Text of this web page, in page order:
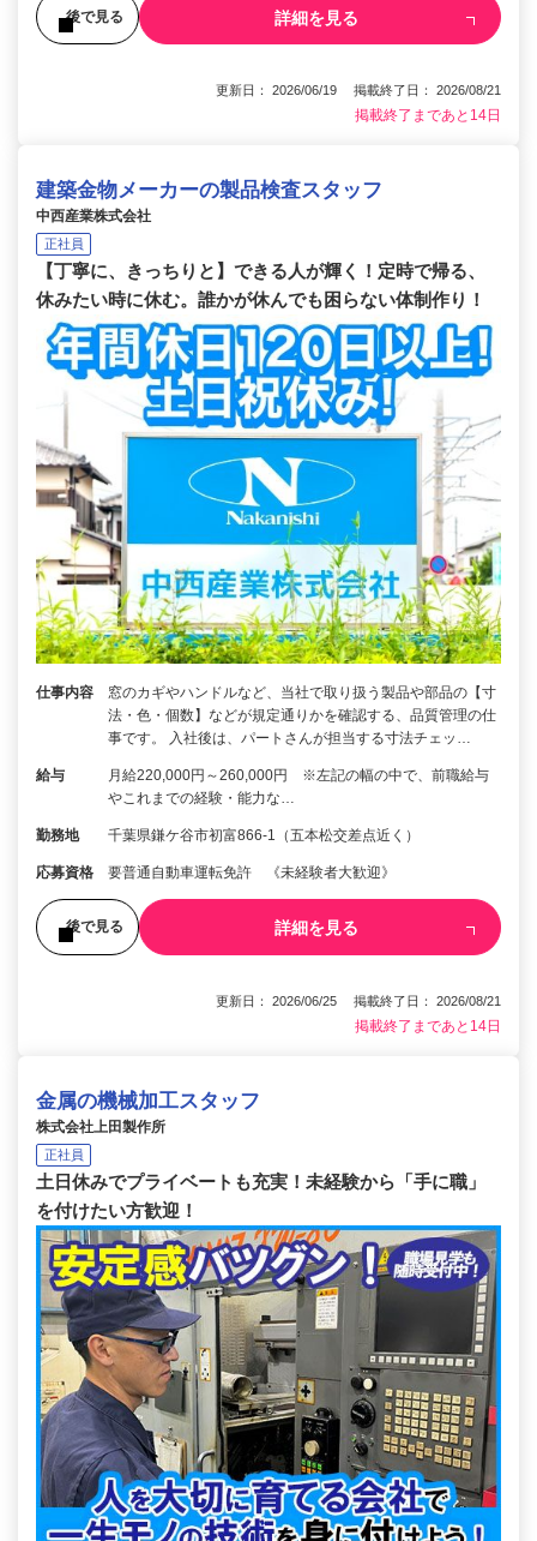
後で見る 詳細を見る
更新日： 2026/06/19 掲載終了日： 2026/08/21
掲載終了まであと14日
建築金物メーカーの製品検査スタッフ
中西産業株式会社
正社員
【丁寧に、きっちりと】できる人が輝く！定時で帰る、
休みたい時に休む。誰かが休んでも困らない体制作り！
仕事内容
窓のカギやハンドルなど、当社で取り扱う製品や部品の【寸
法・色・個数】などが規定通りかを確認する、品質管理の仕
事です。 入社後は、パートさんが担当する寸法チェッ…
給与
月給220,000円～260,000円 ※左記の幅の中で、前職給与
やこれまでの経験・能力な…
勤務地 千葉県鎌ケ谷市初富866-1（五本松交差点近く）
応募資格 要普通自動車運転免許 《未経験者大歓迎》
後で見る 詳細を見る
更新日： 2026/06/25 掲載終了日： 2026/08/21
掲載終了まであと14日
金属の機械加工スタッフ
株式会社上田製作所
正社員
土日休みでプライベートも充実！未経験から「手に職」
を付けたい方歓迎！